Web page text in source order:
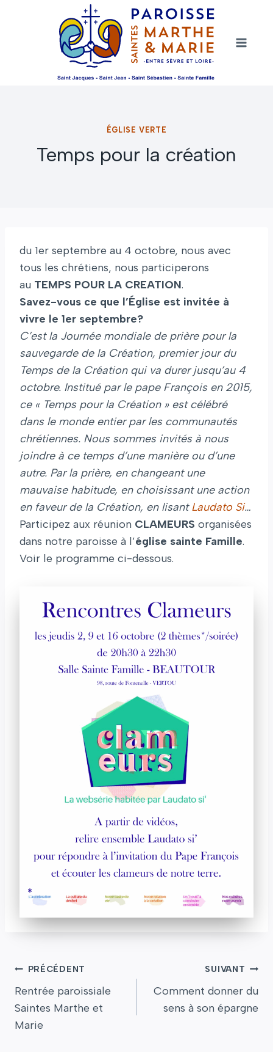
ÉGLISE VERTE
Temps pour la création
du 1er septembre au 4 octobre, nous avec
tous les chrétiens, nous participerons
au TEMPS POUR LA CREATION.
Savez-vous ce que l’Église est invitée à
vivre le 1er septembre?
C’est la Journée mondiale de prière pour la
sauvegarde de la Création, premier jour du
Temps de la Création qui va durer jusqu’au 4
octobre. Institué par le pape François en 2015,
ce « Temps pour la Création » est célébré
dans le monde entier par les communautés
chrétiennes. Nous sommes invités à nous
joindre à ce temps d’une manière ou d’une
autre. Par la prière, en changeant une
mauvaise habitude, en choisissant une action
en faveur de la Création, en lisantLaudato Si…
Participez aux réunion CLAMEURS organisées
dans notre paroisse à l’église sainte Famille.
Voir le programme ci-dessous.
Navigation
de
l’article
PRÉCÉDENT
Rentrée paroissiale
Saintes Marthe et
Marie
SUIVANT
Comment donner du
sens à son épargne